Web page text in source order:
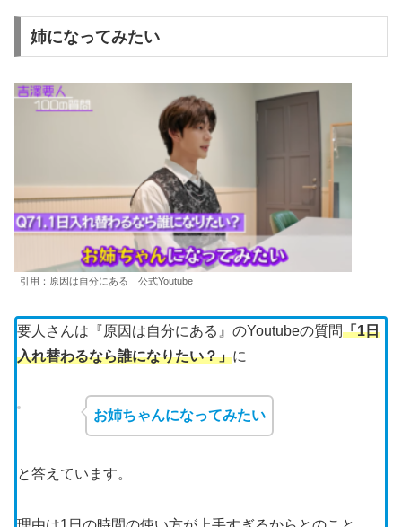
姉になってみたい
引用：原因は自分にある 公式Youtube
要人さんは『原因は自分にある』のYoutubeの質問「1日
入れ替わるなら誰になりたい？」に
お姉ちゃんになってみたい
と答えています。